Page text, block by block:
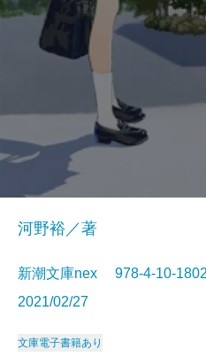
河野裕／著
新潮文庫nex 978-4-10-
2021/02/27
文庫電子書籍あり